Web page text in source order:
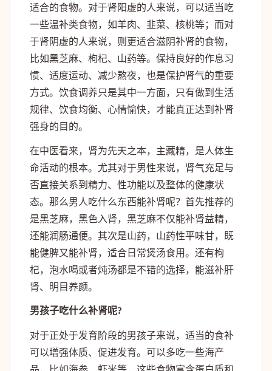
适合的食物。对于肾阳虚的人来说，可以适当吃
一些温补类食物，如羊肉、韭菜、核桃等；而对
于肾阴虚的人来说，则更适合滋阴补肾的食物，
比如黑芝麻、枸杞、山药等。保持良好的作息习
惯、适度运动、减少熬夜，也是保护肾气的重要
方式。饮食调养只是其中一方面，只有做到生活
规律、饮食均衡、心情愉快，才能真正达到补肾
强身的目的。
在中医看来，肾为先天之本，主藏精，是人体生
命活动的根本。尤其对于男性来说，肾气充足与
否直接关系到精力、性功能以及整体的健康状
态。那么男人吃什么东西能补肾呢？首先推荐的
是黑芝麻，黑色入肾，黑芝麻不仅能补肾益精，
还能润肠通便。其次是山药，山药性平味甘，既
能健脾又能补肾，适合日常煲汤食用。还有枸
杞，泡水喝或者炖汤都是不错的选择，能滋补肝
肾、明目养颜。
男孩子吃什么补肾呢?
对于正处于发育阶段的男孩子来说，适当的食补
可以增强体质、促进发育。可以多吃一些海产